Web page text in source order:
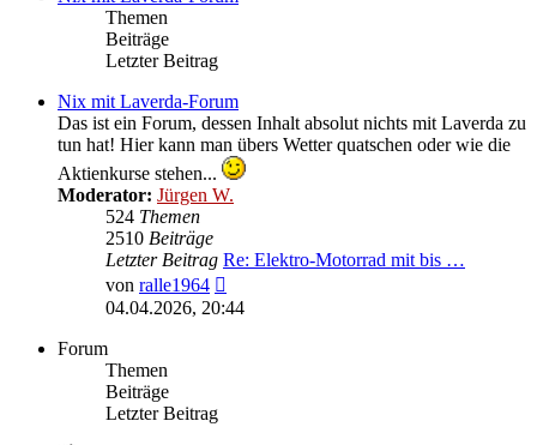
Themen
Beiträge
Letzter Beitrag
Nix mit Laverda-Forum
Das ist ein Forum, dessen Inhalt absolut nichts mit Laverda zu
tun hat! Hier kann man übers Wetter quatschen oder wie die
Aktienkurse stehen...
Moderator: Jürgen W.
524 Themen
2510 Beiträge
Letzter Beitrag Re: Elektro-Motorrad mit bis …
von ralle1964
Beitrag
04.04.2026, 20:44
Forum
Themen
Beiträge
Letzter Beitrag